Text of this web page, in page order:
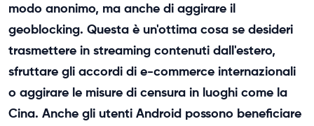
modo anonimo, ma anche di aggirare il
geoblocking. Questa è un'ottima cosa se desideri
trasmettere in streaming contenuti dall'estero,
sfruttare gli accordi di e-commerce internazionali
o aggirare le misure di censura in luoghi come la
Cina. Anche gli utenti Android possono beneficiare